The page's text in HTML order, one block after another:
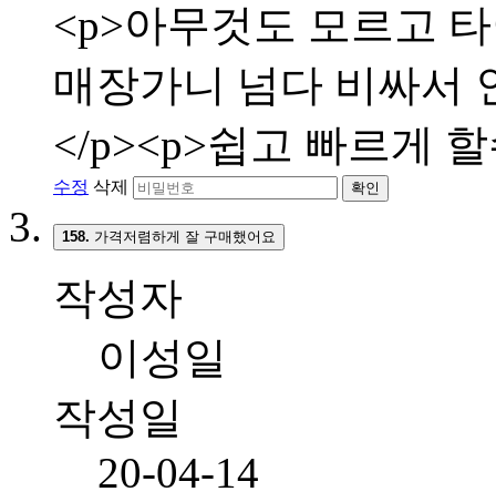
<p>아무것도 모르고
매장가니 넘다 비싸서
</p><p>쉽고 빠르게
수정 삭제 확인
158. 가격저렴하게 잘 구매했어요
작성자
이성일
작성일
20-04-14